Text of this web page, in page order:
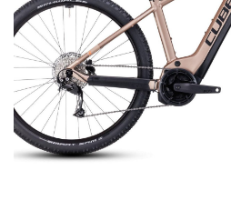
Accueil
Nos services
anciens
Accessoires
Vélos